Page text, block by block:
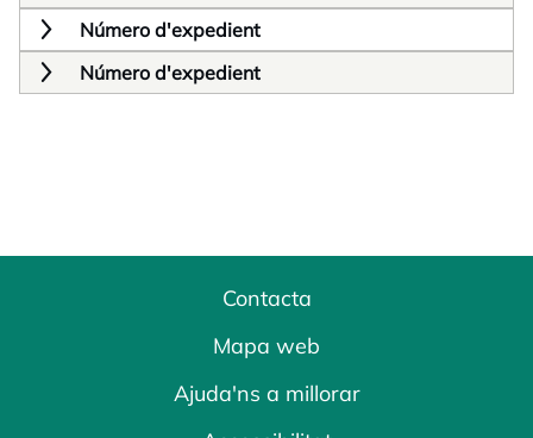
Número d'expedient
Número d'expedient
Contacta
Mapa web
Ajuda'ns a millorar